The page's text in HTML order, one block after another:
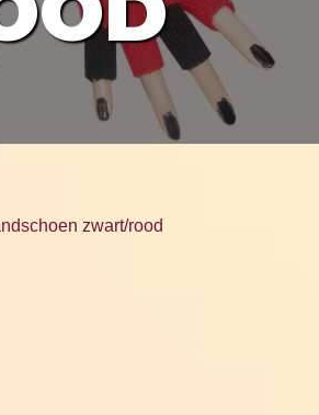
zwart/rood